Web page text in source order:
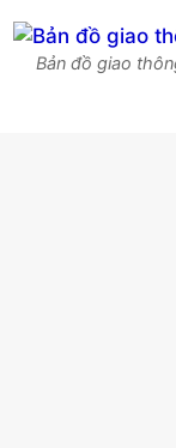
Bản đồ giao